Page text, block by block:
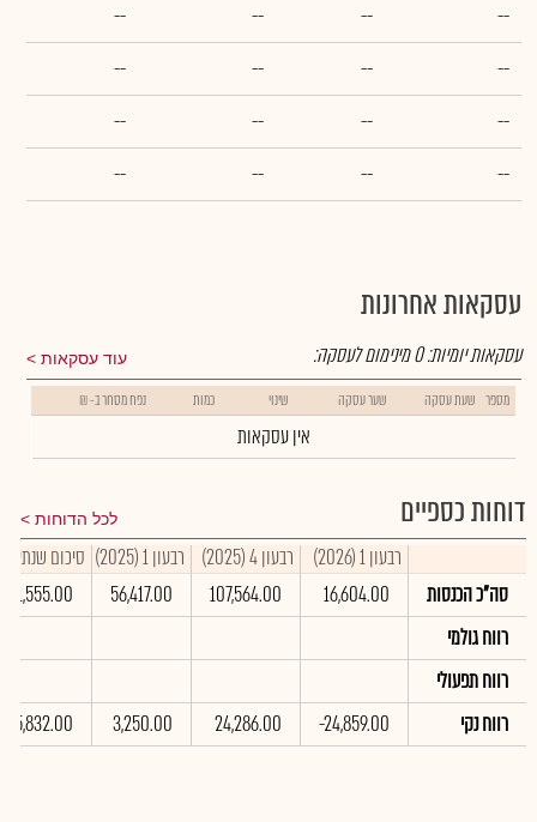
--
--
--
--
--
--
--
--
--
--
--
--
--
--
--
--
עסקאות אחרונות
עוד עסקאות עסקאות יומיות:0מינימום לעסקה:
מספר שעת עסקה שער עסקה שינוי כמות נפח מסחר ב- ₪
אין עסקאות
דוחות כספיים לכל הדוחות
רבעון 1 (2026) רבעון 4 (2025) רבעון 1 (2025)
סיכום שנתי 2025
סה"כ הכנסות
16,604.00
107,564.00
56,417.00
411,555.00
רווח גולמי
רווח תפעולי
רווח נקי
-24,859.00
24,286.00
3,250.00
85,832.00